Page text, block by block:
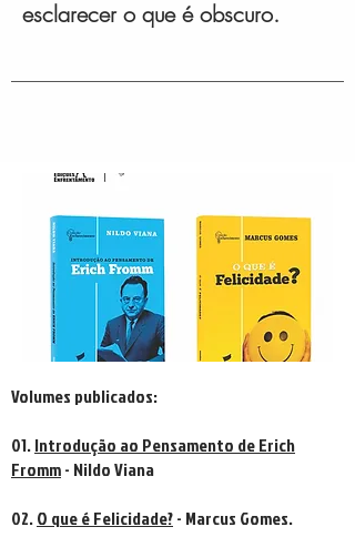
esclarecer o que é obscuro.
Volumes publicados:
01.Introdução ao Pensamento de Erich
Fromm- Nildo Viana
02.O que é Felicidade?- Marcus Gomes.